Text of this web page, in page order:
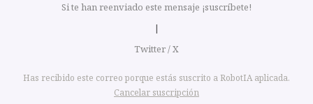
Si te han reenviado este mensaje ¡suscríbete!
|
Twitter / X
Has recibido este correo porque estás suscrito a RobotIA aplicada.
Cancelar suscripción